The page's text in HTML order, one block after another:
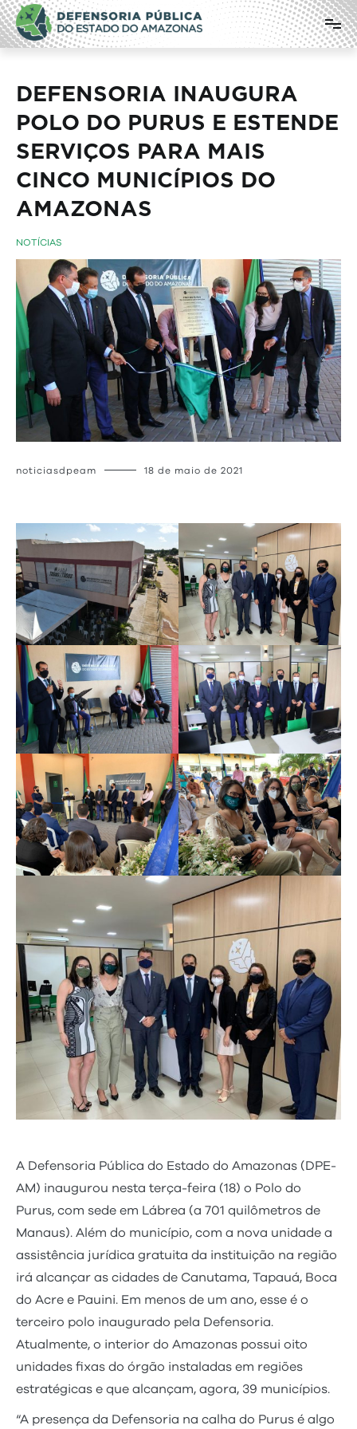
Pular
para
o
conteúdo
Defensoria Pública do Estado do
Amazonas
DEFENSORIA INAUGURA
POLO DO PURUS E ESTENDE
SERVIÇOS PARA MAIS
CINCO MUNICÍPIOS DO
AMAZONAS
NOTÍCIAS
noticiasdpeam 18 de maio de 2021
A Defensoria Pública do Estado do Amazonas (DPE-
AM) inaugurou nesta terça-feira (18) o Polo do
Purus, com sede em Lábrea (a 701 quilômetros de
Manaus). Além do município, com a nova unidade a
assistência jurídica gratuita da instituição na região
irá alcançar as cidades de Canutama, Tapauá, Boca
do Acre e Pauini. Em menos de um ano, esse é o
terceiro polo inaugurado pela Defensoria.
Atualmente, o interior do Amazonas possui oito
unidades fixas do órgão instaladas em regiões
estratégicas e que alcançam, agora, 39 municípios.
“A presença da Defensoria na calha do Purus é algo